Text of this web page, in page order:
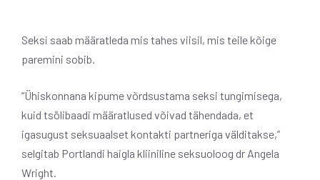
Seksi saab määratleda mis tahes viisil, mis teile kõige
paremini sobib.
“Ühiskonnana kipume võrdsustama seksi tungimisega,
kuid tsölibaadi määratlused võivad tähendada, et
igasugust seksuaalset kontakti partneriga välditakse,”
selgitab Portlandi haigla kliiniline seksuoloog dr Angela
Wright.